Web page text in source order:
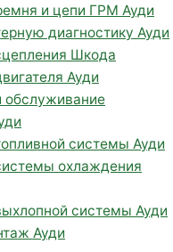
и цепи ГРМ Ауди
диагностику Ауди
Шкода
Ауди
обслуживание
системы Ауди
охлаждения
системы Ауди
Ауди